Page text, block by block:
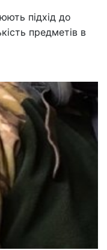
підхід до
предметів в